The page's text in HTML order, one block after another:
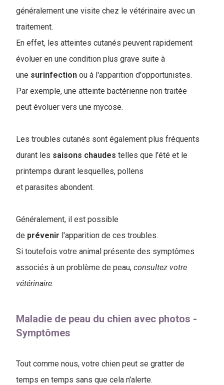
généralement une visite chez le vétérinaire avec un
traitement.
En effet, les atteintes cutanés peuvent rapidement
évoluer en une condition plus grave suite à
une surinfection ou à l'apparition d'opportunistes.
Par exemple, une atteinte bactérienne non traitée
peut évoluer vers une mycose.
Les troubles cutanés sont également plus fréquents
durant les saisons chaudes telles que l'été et le
printemps durant lesquelles, pollens
et parasites abondent.
Généralement, il est possible
de prévenir l'apparition de ces troubles.
Si toutefois votre animal présente des symptômes
associés à un problème de peau, consultez votre
vétérinaire.
Maladie de peau du chien avec photos -
Symptômes
Tout comme nous, votre chien peut se gratter de
temps en temps sans que cela n'alerte.